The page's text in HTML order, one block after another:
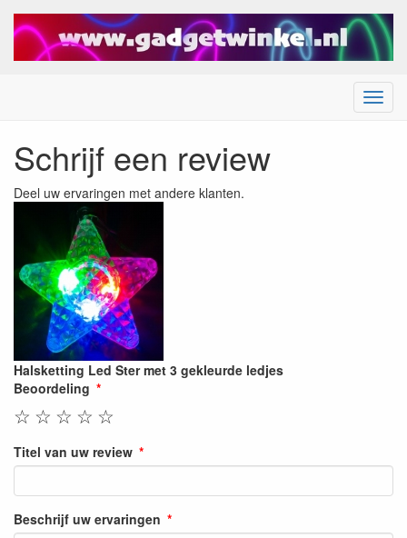
Menu
Schrijf een review
Deel uw ervaringen met andere klanten.
Halsketting Led Ster met 3 gekleurde ledjes
Beoordeling
☆
☆
☆
☆
☆
Titel van uw review
Beschrijf uw ervaringen